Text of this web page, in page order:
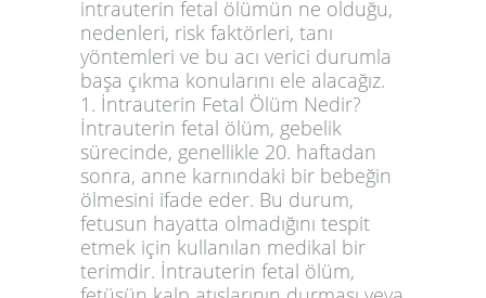
intrauterin fetal ölümün ne olduğu,
nedenleri, risk faktörleri, tanı
yöntemleri ve bu acı verici durumla
başa çıkma konularını ele alacağız.
1. İntrauterin Fetal Ölüm Nedir?
İntrauterin fetal ölüm, gebelik
sürecinde, genellikle 20. haftadan
sonra, anne karnındaki bir bebeğin
ölmesini ifade eder. Bu durum,
fetusun hayatta olmadığını tespit
etmek için kullanılan medikal bir
terimdir. İntrauterin fetal ölüm,